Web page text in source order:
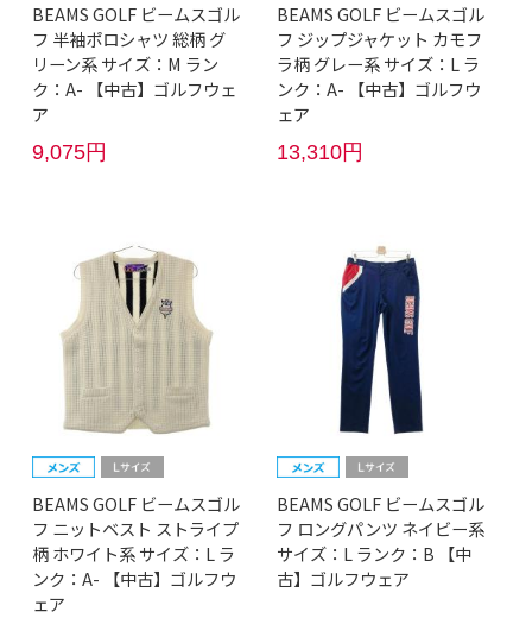
BEAMS GOLF ビームスゴル
フ 半袖ポロシャツ 総柄 グ
リーン系 サイズ：M ラン
ク：A- 【中古】ゴルフウェ
ア
9,075円
BEAMS GOLF ビームスゴル
フ ジップジャケット カモフ
ラ柄 グレー系 サイズ：L ラ
ンク：A- 【中古】ゴルフウ
ェア
13,310円
BEAMS GOLF ビームスゴル
フ ニットベスト ストライプ
柄 ホワイト系 サイズ：L ラ
ンク：A- 【中古】ゴルフウ
ェア
BEAMS GOLF ビームスゴル
フ ロングパンツ ネイビー系
サイズ：L ランク：B 【中
古】ゴルフウェア